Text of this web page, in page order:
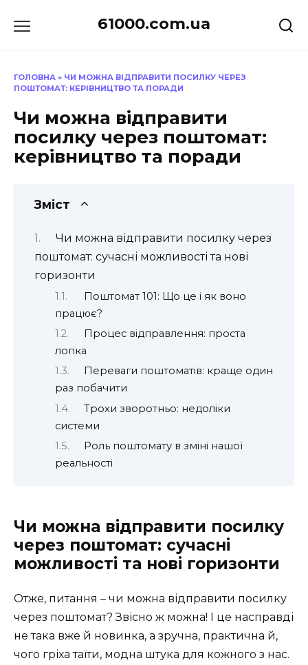
до
61000.com.ua
ГОЛОВНА » ЧИ МОЖНА ВІДПРАВИТИ ПОСИЛКУ ЧЕРЕЗ
ПОШТОМАТ: КЕРІВНИЦТВО ТА ПОРАДИ
Чи можна відправити
посилку через поштомат:
керівництво та поради
Зміст
Чи можна відправити посилку через
поштомат: сучасні можливості та нові
горизонти
Поштомат 101: Що це і як воно
працює?
Процес відправлення: проста
логіка
Переваги поштоматів: краще один
раз побачити
Трохи зворотньо: недоліки
системи
Роль поштомату в зміні нашої
реальності
Чи можна відправити посилку
через поштомат: сучасні
можливості та нові горизонти
Отже, питання – чи можна відправити посилку
через поштомат? Звісно ж можна! І це насправді
не така вже й новинка, а зручна, практична й,
чого гріха таїти, модна штука для кожного з нас.